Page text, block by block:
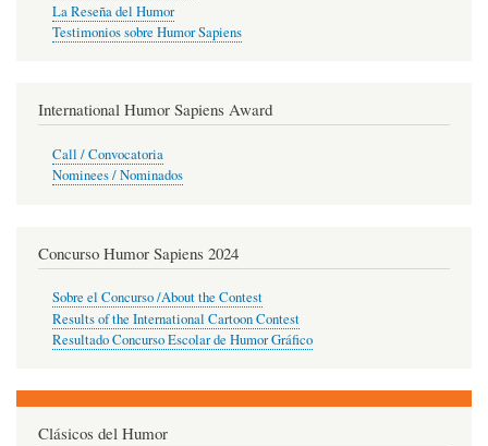
La Reseña del Humor
Testimonios sobre Humor Sapiens
International Humor Sapiens Award
Call / Convocatoria
Nominees / Nominados
Concurso Humor Sapiens 2024
Sobre el Concurso /About the Contest
Results of the International Cartoon Contest
Resultado Concurso Escolar de Humor Gráfico
Clásicos del Humor